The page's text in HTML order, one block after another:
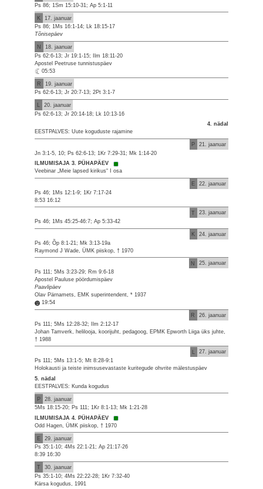
Ps 86; 1Sm 15:10-31; Ap 5:1-11
K
17. jaanuar
Ps 86; 1Ms 16:1-14; Lk 18:15-17
Tõnisepäev
N
18. jaanuar
Ps 62:6-13; Jr 19:1-15; Ilm 18:11-20
Apostel Peetruse tunnistuspäev
05:53
R
19. jaanuar
Ps 62:6-13; Jr 20:7-13; 2Pt 3:1-7
20. jaanuar
Ps 62:6-13; Jr 20:14-18; Lk 10:13-16
4. nädal
EESTPALVES: Uute koguduste rajamine
P
21. jaanuar
Jn 3:1-5, 10; Ps 62:6-13; 1Kr 7:29-31; Mk 1:14-20
ILMUMISAJA 3. PÜHAPÄEV
Veebinar „Meie lapsed kirikus“ I osa
E
22. jaanuar
Ps 46; 1Ms 12:1-9; 1Kr 7:17-24
8:53 16:12
T
23. jaanuar
Ps 46; 1Ms 45:25-46:7; Ap 5:33-42
K
24. jaanuar
Ps 46; Õp 8:1-21; Mk 3:13-19a
Raymond J Wade, ÜMK piiskop, † 1970
N
25. jaanuar
Ps 111; 5Ms 3:23-29; Rm 9:6-18
Apostel Pauluse pöördumispäev
Paavlipäev
Olav Pärnamets, EMK superintendent, * 1937
19:54
R
26. jaanuar
Ps 111; 5Ms 12:28-32; Ilm 2:12-17
Johan Tamverk, helilooja, koorijuht, pedagoog, EPMK Epworth Liiga üks juhte,
† 1988
L
27. jaanuar
Ps 111; 5Ms 13:1-5; Mt 8:28-9:1
Holokausti ja teiste inimsusevastaste kuritegude ohvrite mälestuspäev
5. nädal
EESTPALVES: Kunda kogudus
P
28. jaanuar
5Ms 18:15-20; Ps 111; 1Kr 8:1-13; Mk 1:21-28
ILMUMISAJA 4. PÜHAPÄEV
Odd Hagen, ÜMK piiskop, † 1970
E
29. jaanuar
Ps 35:1-10; 4Ms 22:1-21; Ap 21:17-26
8:39 16:30
T
30. jaanuar
Ps 35:1-10; 4Ms 22:22-28; 1Kr 7:32-40
Kärsa kogudus, 1991